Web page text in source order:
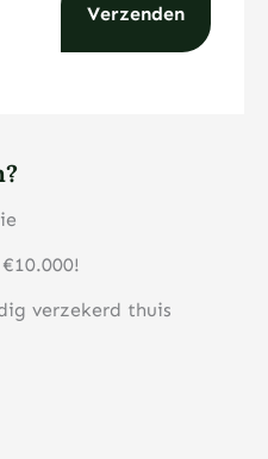
verzekerd thuis